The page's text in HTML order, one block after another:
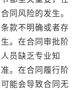
同风险的发生。
款不明确或者存
。在合同审批阶
员缺乏专业知
。在合同履行阶
能会导致合同无